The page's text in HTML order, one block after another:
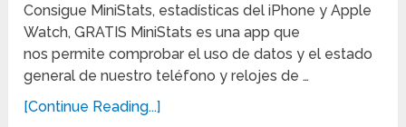
Consigue MiniStats, estadísticas del iPhone y Apple
Watch, GRATIS MiniStats es una app que
nos permite comprobar el uso de datos y el estado
general de nuestro teléfono y relojes de …
[Continue Reading...]